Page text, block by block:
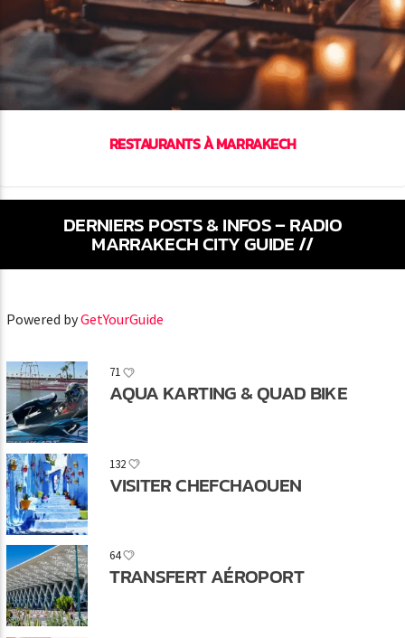
RESTAURANTS À MARRAKECH
DERNIERS POSTS & INFOS – RADIO
MARRAKECH CITY GUIDE //
Powered byGetYourGuide
71
AQUA KARTING & QUAD BIKE
132
VISITER CHEFCHAOUEN
64
TRANSFERT AÉROPORT